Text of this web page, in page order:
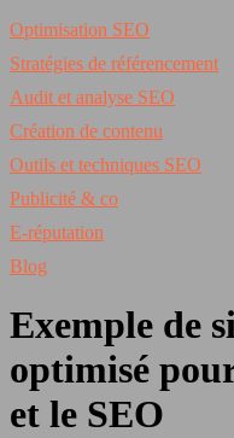
Optimisation SEO
Stratégies de référencement
Audit et analyse SEO
Création de contenu
Outils et techniques SEO
Publicité & co
E-réputation
Blog
Exemple de
optimisé
et le SEO